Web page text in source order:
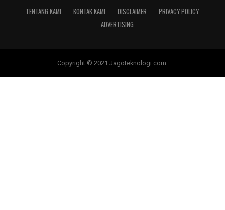
TENTANG KAMI KONTAK KAMI DISCLAIMER
PRIVACY POLICY
ADVERTISING
Copyright © 2021 Jagoteknologi.com.